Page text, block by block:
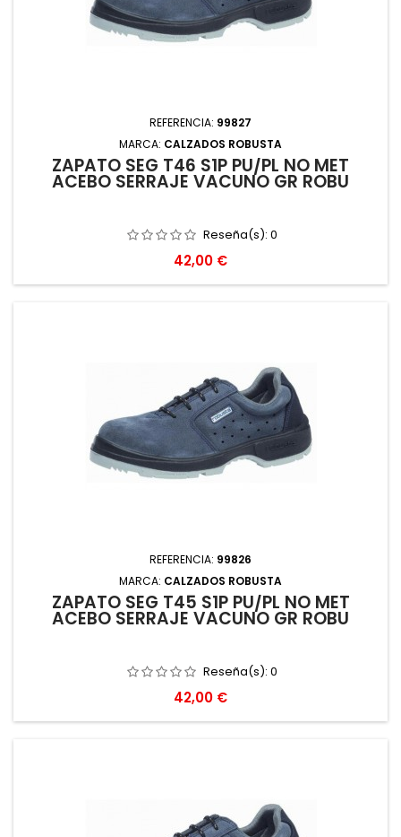
REFERENCIA: 99827
MARCA: CALZADOS ROBUSTA
ZAPATO SEG T46 S1P PU/PL NO MET
ACEBO SERRAJE VACUNO GR ROBU
Reseña(s): 0
Precio
42,00 €
REFERENCIA: 99826
MARCA: CALZADOS ROBUSTA
ZAPATO SEG T45 S1P PU/PL NO MET
ACEBO SERRAJE VACUNO GR ROBU
Reseña(s): 0
Precio
42,00 €